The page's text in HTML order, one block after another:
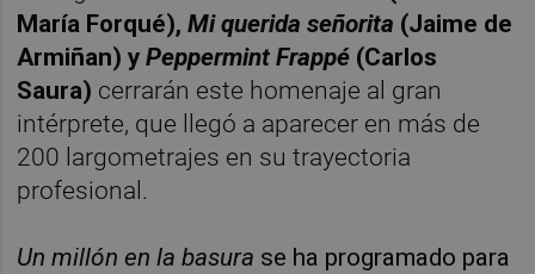
María Forqué),Mi querida señorita (Jaime de
Armiñan) yPeppermint Frappé (Carlos
Saura) cerrarán este homenaje al gran
intérprete, que llegó a aparecer en más de
200 largometrajes en su trayectoria
profesional.
Un millón en la basura se ha programado para